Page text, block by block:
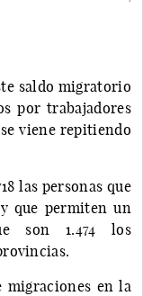
saldo migratorio
por trabajadores
viene repitiendo
las personas que
que permiten un
son 1.474 los
migraciones en la